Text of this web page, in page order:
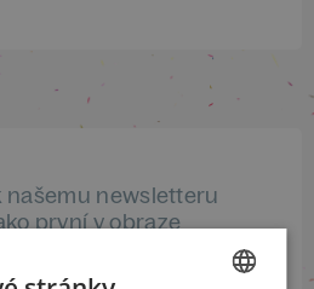
našemu newsletteru
první v obraze